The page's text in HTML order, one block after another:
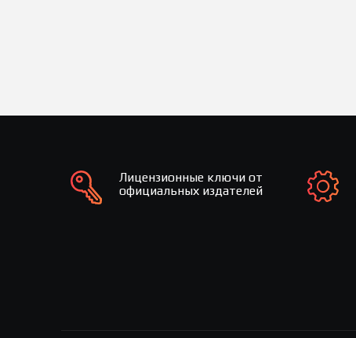
Лицензионные ключи от
официальных издателей